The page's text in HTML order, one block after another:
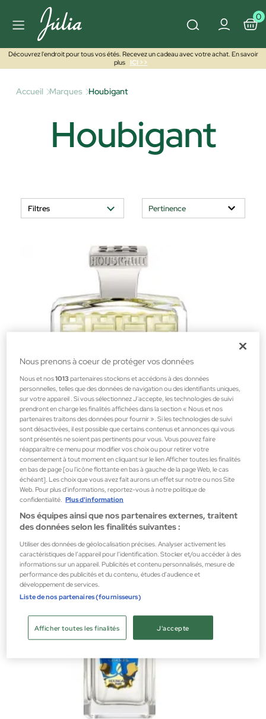
0
Découvrez l'endroit pour tous vos étés. Recevez un cadeau avec votre achat. En savoir
plus
ICI >>
Accueil Marques Houbigant
Houbigant
Filtres
Houbigant
BOIS MYSTIQUE EAU DE PARFUM
Parfums pour hommes
87,00 €
Nous prenons à coeur de protéger vos données
Nous et nos1013partenaires stockons et accédons à des données
personnelles, telles que des données de navigation ou des identifiants uniques,
sur votre appareil . Si vous sélectionnez J'accepte, les technologies de suivi
prendront en charge les finalités affichées dans la section « Nous et nos
partenaires traitons des données pour fournir ». Si les technologies de suivi
sont désactivées, il est possible que certains contenus et annonces qui vous
sont présentés ne soient pas pertinents pour vous. Vous pouvez faire
réapparaître ce menu pour modifier vos choix ou pour retirer votre
consentement à tout moment en cliquant sur le lien Afficher toutes les finalités
en bas de page [ou l'icône flottante en bas à gauche de la page Web, le cas
échéant]. Les choix que vous avez fait aurons un effet sur notre ou nos Site
Web. Pour plus d’informations, reportez-vous à notre politique de
confidentialité. Plus d'information
Nos équipes ainsi que nos partenaires externes, traitent
des données selon les finalités suivantes :
Utiliser des données de géolocalisation précises. Analyser activement les
caractéristiques de l’appareil pour l’identification. Stocker et/ou accéder à des
informations sur un appareil. Publicités et contenu personnalisés, mesure de
performance des publicités et du contenu, études d’audience et
développement de services.
Liste de nos partenaires (fournisseurs)
J'accepte
Afficher toutes les finalités